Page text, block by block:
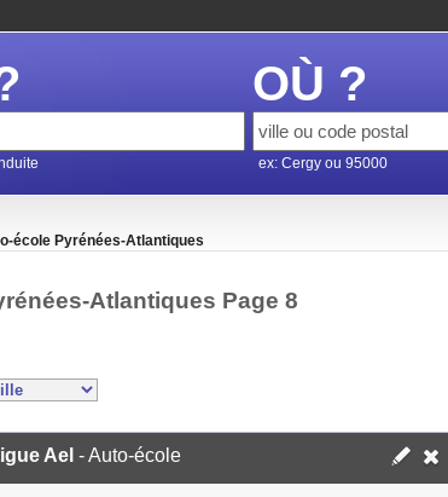
OÙ ?
ex: Cergy ou 95000
école Pyrénées-Atlantiques
Atlantiques Page 8
Ael - Auto-école